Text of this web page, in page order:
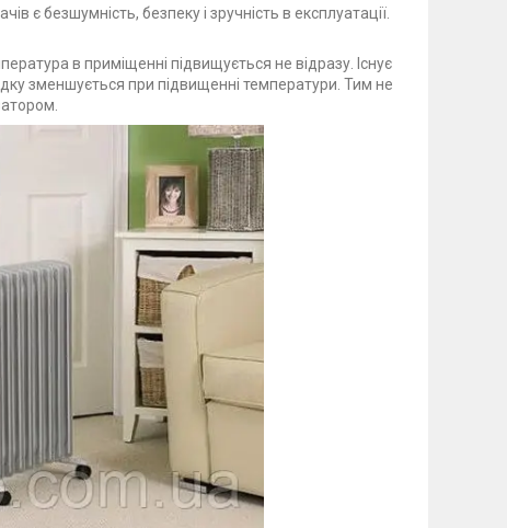
є безшумність, безпеку і зручність в експлуатації.
в приміщенні підвищується не відразу. Існує
зменшується при підвищенні температури. Тим не